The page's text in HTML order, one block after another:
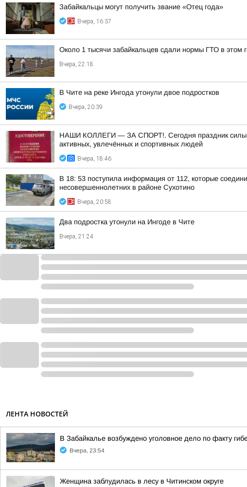
Забайкальцы могут получить звание «Отец года»
Вчера, 16:37
Около 1 тысячи забайкальцев сдали нормы ГТО в этом
Вчера, 22:18
В Чите на реке Ингода утонули двое подростков
Вчера, 20:39
НАШИ КОЛЛЕГИ — ЗА СПОРТ!. Сегодня праздник силы,
активных, увлечённых и спортивных людей
Вчера, 18:46
В 18: 53 поступила информация от 112, которые
несовершеннолетних в районе Сухотино
Вчера, 20:58
Два подростка утонули на Ингоде в Чите
Вчера, 21:24
ЛЕНТА НОВОСТЕЙ
В Забайкалье возбуждено уголовное дело по факту
Вчера, 23:54
Женщина заблудилась в лесу в Читинском округе